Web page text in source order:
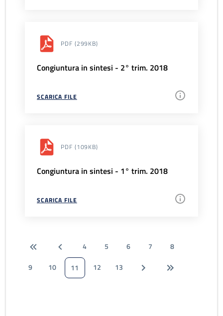
PDF (299KB)
Congiuntura in sintesi - 2° trim. 2018
SCARICA FILE
PDF (109KB)
Congiuntura in sintesi - 1° trim. 2018
SCARICA FILE
4 5 6 7
8
9
10 11 12 13